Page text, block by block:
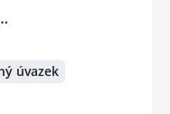
úvazek